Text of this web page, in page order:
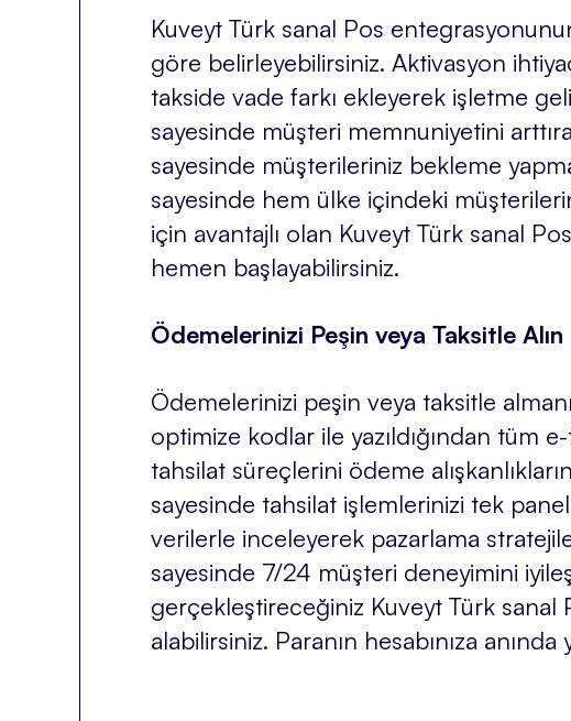
Kuveyt Türk sanal Pos
göre belirleyebilirsiniz. Aktivasyon
takside vade farkı ekleyerek işletme
sayesinde müşteri memnuniyetini
sayesinde müşterileriniz bekleme
sayesinde hem ülke içindeki
için avantajlı olan Kuveyt Türk sanal
hemen başlayabilirsiniz.
Ödemelerinizi Peşin veya Taksitle Alın
Ödemelerinizi peşin veya taksitle
optimize kodlar ile yazıldığından tüm
tahsilat süreçlerini ödeme
sayesinde tahsilat işlemlerinizi tek
verilerle inceleyerek pazarlama
sayesinde 7/24 müşteri deneyimini
gerçekleştireceğiniz Kuveyt Türk
alabilirsiniz. Paranın hesabınıza